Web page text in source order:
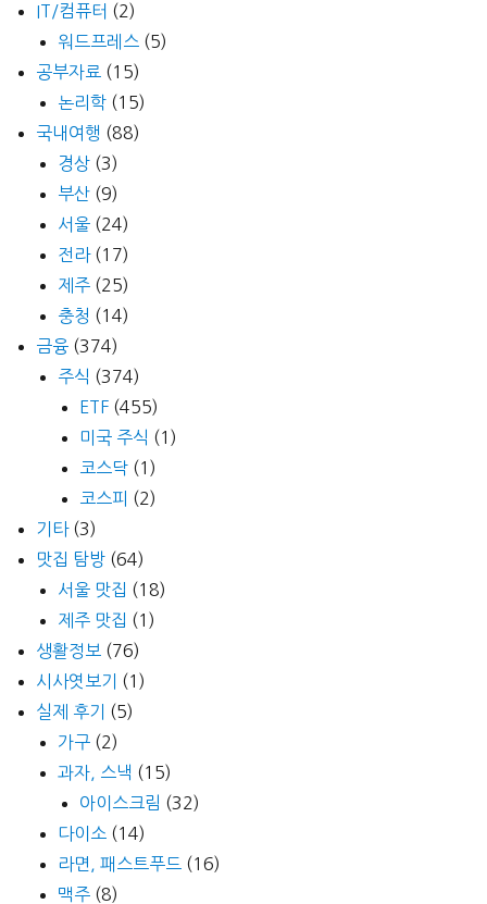
IT/컴퓨터 (2)
워드프레스 (5)
공부자료 (15)
논리학 (15)
국내여행 (88)
경상 (3)
부산 (9)
서울 (24)
전라(17)
제주 (25)
충청 (14)
금융 (374)
주식 (374)
ETF (455)
미국 주식 (1)
코스닥 (1)
코스피 (2)
기타(3)
맛집 탐방 (64)
서울 맛집 (18)
제주 맛집 (1)
생활정보 (76)
시사엿보기
(1)
실제 후기
(5)
가구 (2)
과자, 스낵 (15)
아이스크림 (32)
다이소 (14)
라면, 패스트푸드 (16)
맥주 (8)